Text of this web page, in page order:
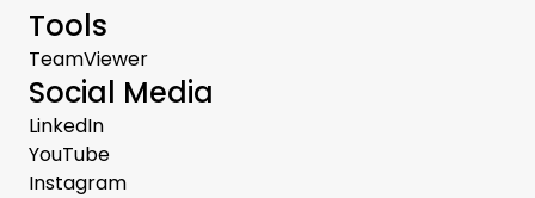
Tools
TeamViewer
Social Media
LinkedIn
YouTube
Instagram